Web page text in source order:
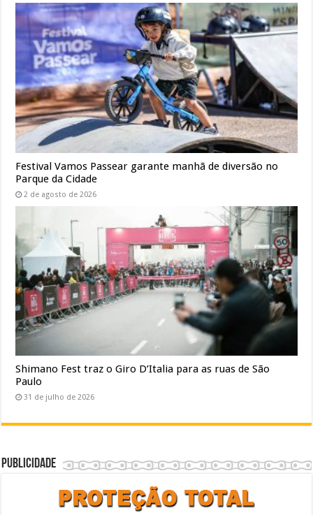
Festival Vamos Passear garante manhã de diversão no
Parque da Cidade
2 de agosto de 2026
Shimano Fest traz o Giro D’Italia para as ruas de São
Paulo
31 de julho de 2026
Publicidade